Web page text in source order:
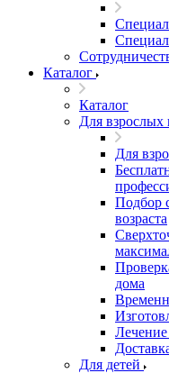
Каталог
Каталог
Для
Для
Подбор
возраста
дома
Для детей